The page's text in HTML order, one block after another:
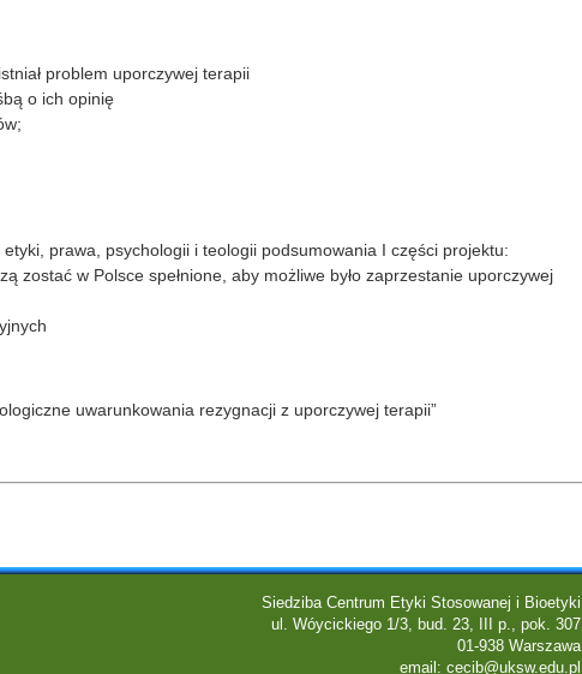
problem uporczywej terapii
o ich opinię
prawa, psychologii i teologii podsumowania I części projektu:
zostać w Polsce spełnione, aby możliwe było zaprzestanie uporczywej
uwarunkowania rezygnacji z uporczywej terapii”
Siedziba Centrum Etyki Stosowanej i Bioetyki
ul. Wóycickiego 1/3, bud. 23, III p., pok. 307
01-938 Warszawa
email: cecib@uksw.edu.pl